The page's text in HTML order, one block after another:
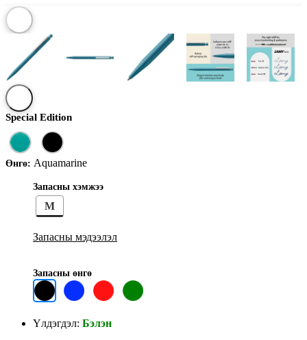
Special Edition
Өнгө: Aquamarine
Запасны хэмжээ
M
Запасны мэдээлэл
Запасны өнгө
Үлдэгдэл: Бэлэн